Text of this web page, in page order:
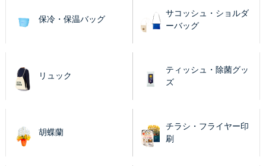
保冷・保温バッグ
サコッシュ・ショルダ
ーバッグ
リュック
ティッシュ・除菌グッ
ズ
胡蝶蘭
チラシ・フライヤー印
刷